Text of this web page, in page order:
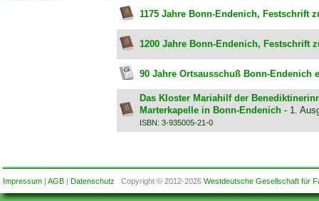
1175 Jahre Bonn-Endenich, Festschrift
1200 Jahre Bonn-Endenich, Festschrift
90 Jahre Ortsausschuß Bonn-Endenich
Das Kloster Mariahilf der
Marterkapelle in Bonn-Endenich- 1.
ISBN: 3-935005-21-0
Impressum| AGB| Datenschutz Copyright © 2012-2026 Westdeutsche Gesellschaft für